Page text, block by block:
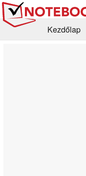
Kezdőlap